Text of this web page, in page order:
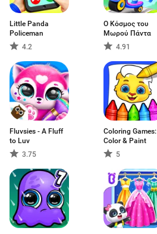
Little Panda
Policeman
4.2
Ο Κόσμος του
Μωρού Πάντα
4.91
Fluvsies - A Fluff
to Luv
3.75
Coloring Games:
Color & Paint
5